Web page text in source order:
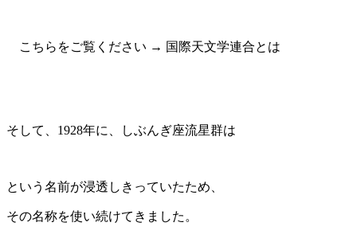
こちらをご覧ください → 国際天文学連合とは
そして、1928年に、しぶんぎ座流星群は
という名前が浸透しきっていたため、
その名称を使い続けてきました。